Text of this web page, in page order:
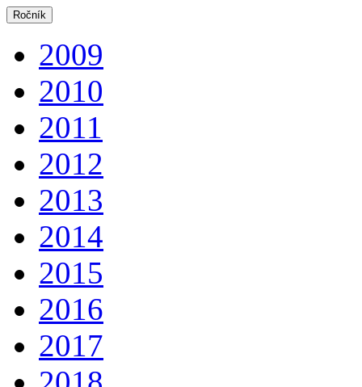
Ročník
2009
2010
2011
2012
2013
2014
2015
2016
2017